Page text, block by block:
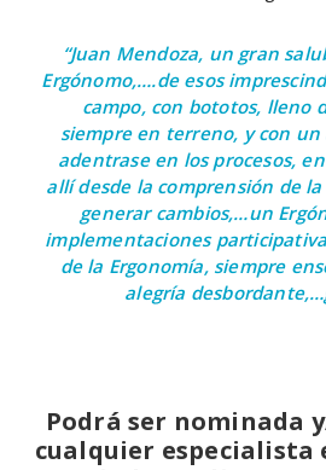
“Juan Mendoza, un gran
Ergónomo,….de esos
campo, con bototos, lleno
siempre en terreno, y con
adentrase en los procesos,
allí desde la comprensión de
generar cambios,…un
implementaciones
de la Ergonomía, siempre
alegría
Podrá ser nominada
cualquier especialista